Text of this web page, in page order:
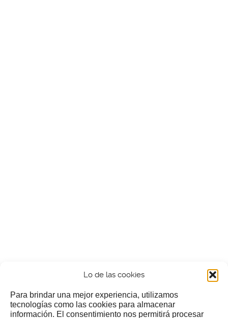
Lo de las cookies
Para brindar una mejor experiencia, utilizamos
tecnologías como las cookies para almacenar
información. El consentimiento nos permitirá procesar